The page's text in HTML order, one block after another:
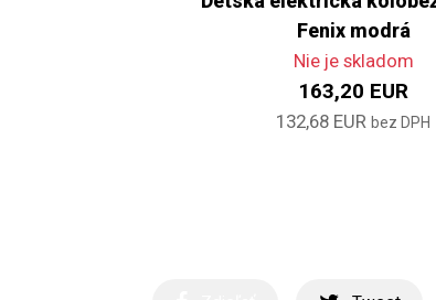
Fenix modrá
Nie je skladom
163,20 EUR
132,68 EUR bez DPH